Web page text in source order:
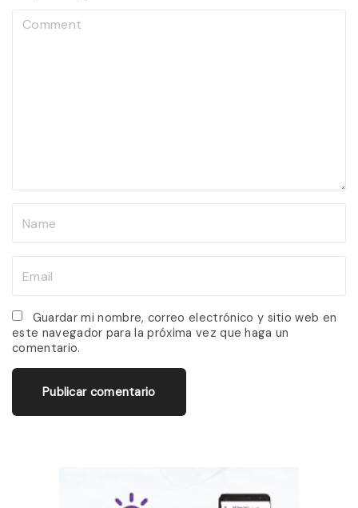
*
a
i
l
Guardar mi nombre, correo electrónico y sitio web en
este navegador para la próxima vez que haga un
comentario.